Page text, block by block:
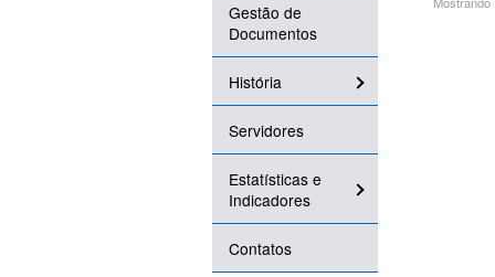
Gestão de
Documentos
História
Servidores
Estatísticas e
Indicadores
Contatos